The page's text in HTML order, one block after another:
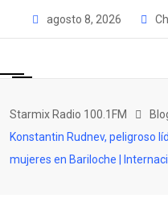
agosto 8, 2026
Starmix Radio 100.1FM
Konstantin Rudnev, peligroso
mujeres en Bariloche |